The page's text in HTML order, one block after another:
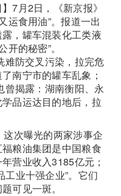
7月2日，《新京报》
运食用油”。报道一出
，罐车混装化工类液
的秘密”。
难防交叉污染，拉完危
南宁市的罐车乱象；
揭露：湖南衡阳、永
品运达目的地后，拉
次曝光的两家涉事企
粮油集团是中国粮食
营业收入3185亿元；
工业十强企业”。它们
可见一斑。